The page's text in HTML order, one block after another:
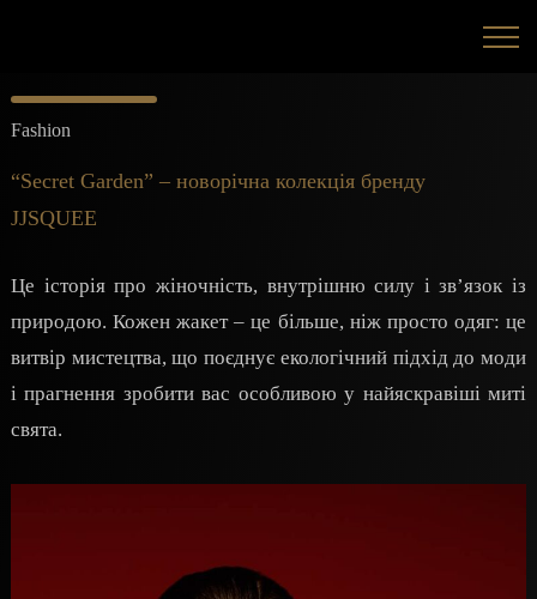
Fashion
“Secret Garden” – новорічна колекція бренду
JJSQUEE
Це історія про жіночність, внутрішню силу і зв’язок із
природою. Кожен жакет – це більше, ніж просто одяг: це
витвір мистецтва, що поєднує екологічний підхід до моди
і прагнення зробити вас особливою у найяскравіші миті
свята.